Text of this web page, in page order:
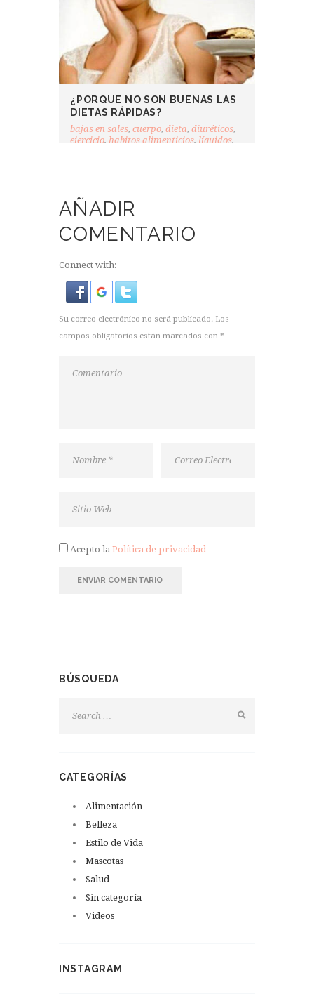
¿PORQUE NO SON BUENAS LAS
DIETAS RÁPIDAS?
bajas en sales,cuerpo,dieta,diuréticos,
ejercicio,habitos alimenticios, líquidos,
AÑADIR
COMENTARIO
Connect with:
Su correo electrónico no será publicado. Los
campos obligatorios están marcados con *
Acepto la Política de privacidad
BÚSQUEDA
CATEGORÍAS
Alimentación
Belleza
Estilo de Vida
Mascotas
Salud
Sin categoría
Videos
INSTAGRAM